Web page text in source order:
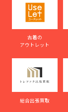
古着の
アウトレット
総合出張買取